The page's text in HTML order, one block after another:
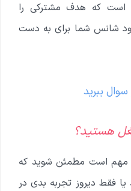
است که هدف مشترکی را
شانس شما برای به دست
هستید؟
مهم است مطمئن شوید که
فقط دیروز تجربه بدی در